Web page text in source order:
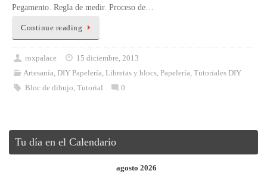
Pegamento. Regla de medir. Proceso de…
Continue reading
roxpalace
15 diciembre, 2013
Artesanía, DIY Papelería, Libretas y blocs, Papelería, Tutoriales DIY
Bloc de dibujo, Tutorial 0
Tu día en el Calendario
agosto 2026